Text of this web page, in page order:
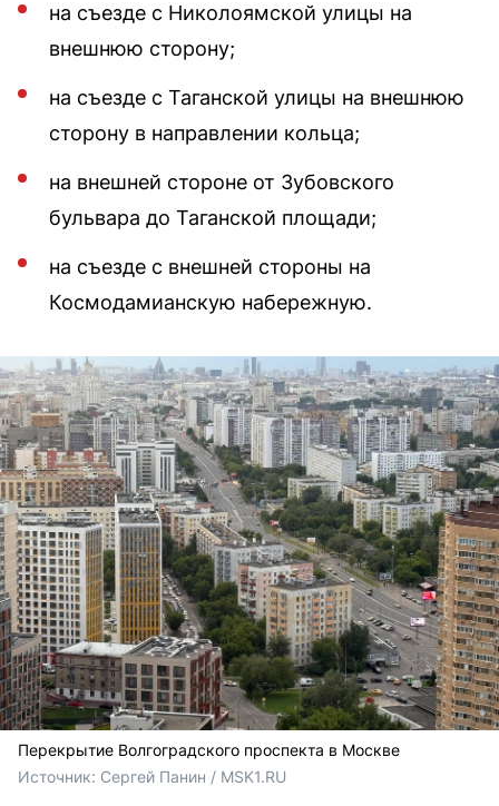
на съезде с Николоямской улицы на
внешнюю сторону;
на съезде с Таганской улицы на внешнюю
сторону в направлении кольца;
на внешней стороне от Зубовского
бульвара до Таганской площади;
на съезде с внешней стороны на
Космодамианскую набережную.
Перекрытие Волгоградского проспекта в Москве
Источник: Сергей Панин / MSK1.RU